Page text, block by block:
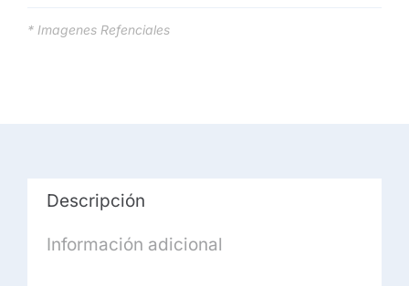
HD
* Imagenes Refenciales
Descripción
Información adicional